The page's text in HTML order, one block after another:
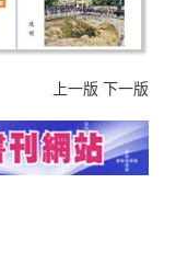
上一版 下一版